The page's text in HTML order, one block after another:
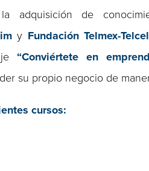
adquisición de
y Fundación Telmex-
“Conviértete en
su propio negocio de
cursos: